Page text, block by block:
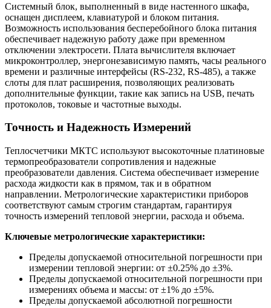
Системный блок, выполненный в виде настенного шкафа,
оснащен дисплеем, клавиатурой и блоком питания.
Возможность использования бесперебойного блока питания
обеспечивает надежную работу даже при временном
отключении электросети. Плата вычислителя включает
микроконтроллер, энергонезависимую память, часы реального
времени и различные интерфейсы (RS-232, RS-485), а также
слоты для плат расширения, позволяющих реализовать
дополнительные функции, такие как запись на USB, печать
протоколов, токовые и частотные выходы.
Точность и Надежность Измерений
Теплосчетчики МКТС используют высокоточные платиновые
термопреобразователи сопротивления и надежные
преобразователи давления. Система обеспечивает измерение
расхода жидкости как в прямом, так и в обратном
направлении. Метрологические характеристики приборов
соответствуют самым строгим стандартам, гарантируя
точность измерений тепловой энергии, расхода и объема.
Ключевые метрологические характеристики:
Пределы допускаемой относительной погрешности при
измерении тепловой энергии: от ±0.25% до ±3%.
Пределы допускаемой относительной погрешности при
измерениях объема и массы: от ±1% до ±5%.
Пределы допускаемой абсолютной погрешности